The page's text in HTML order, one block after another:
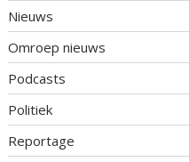
Nieuws
Omroep nieuws
Podcasts
Politiek
Reportage